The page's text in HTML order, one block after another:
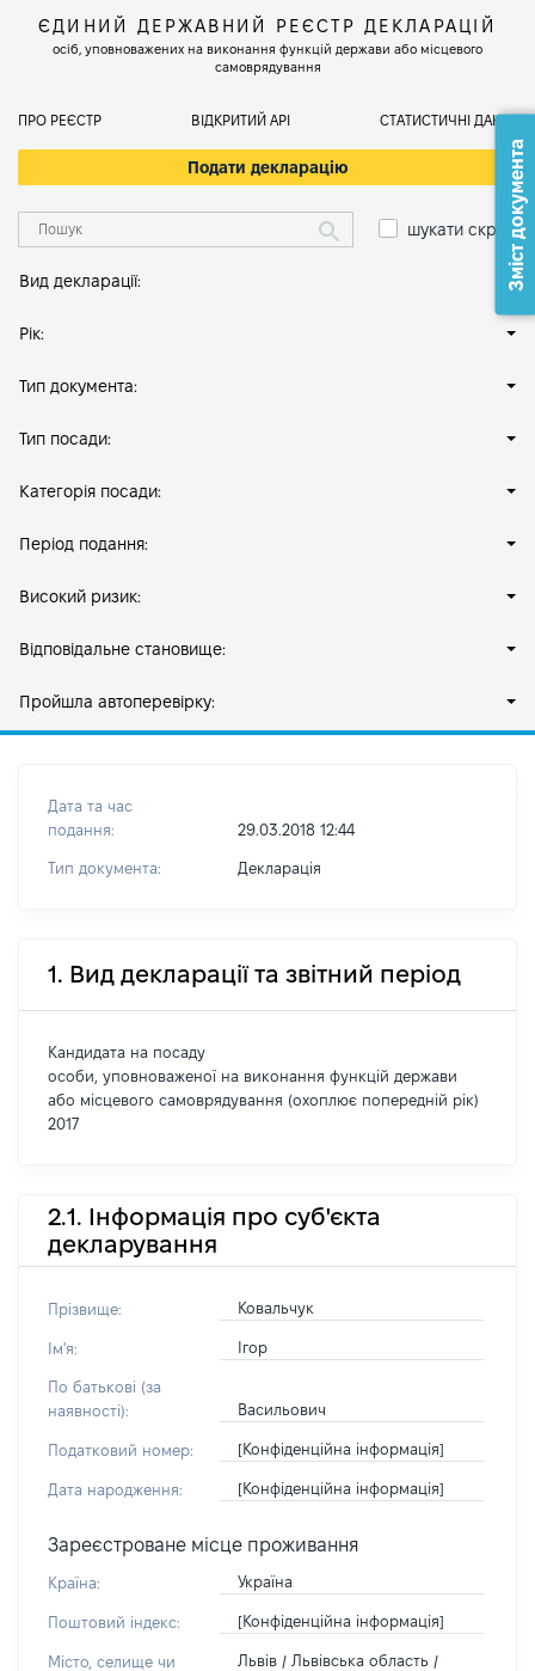
ЄДИНИЙ ДЕРЖАВНИЙ РЕЄСТР ДЕКЛАРАЦІЙ
осіб, уповноважених на виконання функцій держави або місцевого
самоврядування
ПРО РЕЄСТР ВІДКРИТИЙ АРІ СТАТИСТИЧНІ ДАНІ
Подати декларацію
шукати скрізь
Вид декларації:
Рік:
Тип документа:
Тип посади:
Категорія посади:
Період подання:
Високий ризик:
Відповідальне становище:
Пройшла автоперевірку:
Дата та час
подання:
29.03.2018 12:44
Тип документа: Декларація
1. Вид декларації та звітний період
Кандидата на посаду
особи, уповноваженої на виконання функцій держави
або місцевого самоврядування (охоплює попередній рік)
2017
2.1. Інформація про суб'єкта
декларування
Прізвище: Ковальчук
Ім'я: Ігор
По батькові (за
наявності):
Васильович
Податковий номер: [Конфіденційна інформація]
Дата народження: [Конфіденційна інформація]
Зареєстроване місце проживання
Країна: Україна
Поштовий індекс: [Конфіденційна інформація]
Місто, селище чи
Львів / Львівська область /
Зміст документа